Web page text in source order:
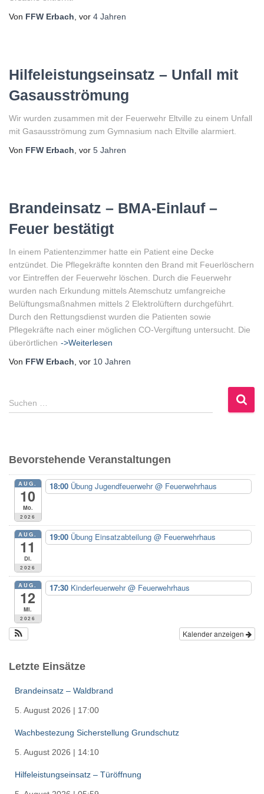
Von FFW Erbach , vor 4 Jahren
Hilfeleistungseinsatz – Unfall mit
Gasausströmung
Wir wurden zusammen mit der Feuerwehr Eltville zu einem Unfall
mit Gasausströmung zum Gymnasium nach Eltville alarmiert.
Von FFW Erbach , vor 5 Jahren
Brandeinsatz – BMA-Einlauf –
Feuer bestätigt
In einem Patientenzimmer hatte ein Patient eine Decke
entzündet. Die Pflegekräfte konnten den Brand mit Feuerlöschern
vor Eintreffen der Feuerwehr löschen. Durch die Feuerwehr
wurden nach Erkundung mittels Atemschutz umfangreiche
Belüftungsmaßnahmen mittels 2 Elektrolüftern durchgeführt.
Durch den Rettungsdienst wurden die Patienten sowie
Pflegekräfte nach einer möglichen CO-Vergiftung untersucht. Die
überörtlichen ->Weiterlesen
Von FFW Erbach , vor 10 Jahren
S
u
n
n
:
Suchen …
Bevorstehende Veranstaltungen
AUG.
10
Mo.
2026
18:00 Übung Jugendfeuerwehr@ Feuerwehrhaus
AUG.
11
Di.
2026
19:00 Übung Einsatzabteilung @ Feuerwehrhaus
AUG.
12
Mi.
2026
17:30 Kinderfeuerwehr@ Feuerwehrhaus
Kalender anzeigen
Letzte Einsätze
Brandeinsatz – Waldbrand
5. August 2026 | 17:00
Wachbestezung Sicherstellung Grundschutz
5. August 2026 | 14:10
Hilfeleistungseinsatz – Türöffnung